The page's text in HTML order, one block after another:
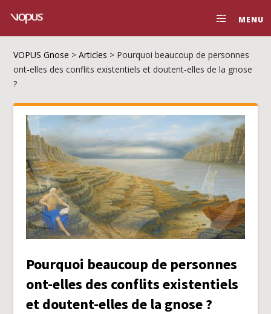
MENU
VOPUS Gnose >Articles > Pourquoi beaucoup de personnes
ont-elles des conflits existentiels et doutent-elles de la gnose
?
Pourquoi beaucoup de personnes
ont-elles des conflits existentiels
et doutent-elles de la gnose ?